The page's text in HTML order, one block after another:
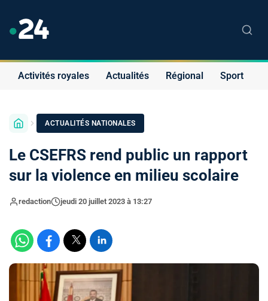
Activités royales Actualités Régional Sport
ACTUALITÉS NATIONALES
Le CSEFRS rend public un rapport
sur la violence en milieu scolaire
redaction jeudi 20 juillet 2023 à 13:27